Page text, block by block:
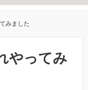
みました
やってみ